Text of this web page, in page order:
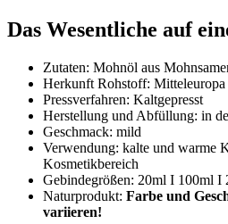
Das Wesentliche auf
Zutaten: Mohnöl aus
Herkunft Rohstoff: Mitteleuropa
Pressverfahren: Kaltgepresst
Herstellung und Abfüllung: in
Geschmack: mild
Verwendung: kalte und warme
Kosmetikbereich
Gebindegrößen: 20ml I 100ml I
Naturprodukt: Farbe und
variieren!